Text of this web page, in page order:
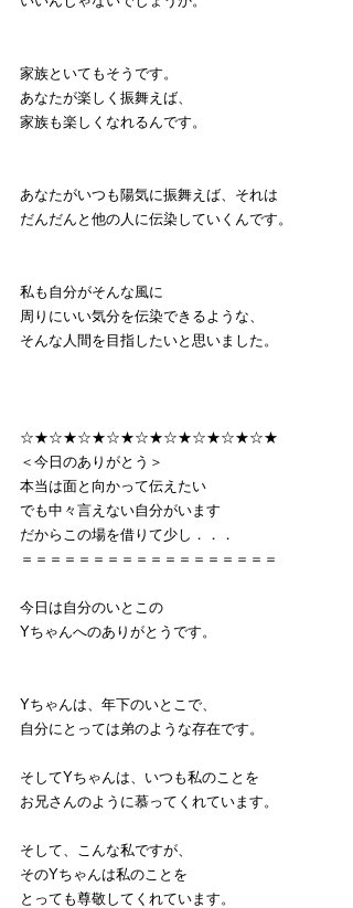
家族といてもそうです。
あなたが楽しく振舞えば、
家族も楽しくなれるんです。
あなたがいつも陽気に振舞えば、それは
だんだんと他の人に伝染していくんです。
私も自分がそんな風に
周りにいい気分を伝染できるような、
そんな人間を目指したいと思いました。
☆★☆★☆★☆★☆★☆★☆★☆★☆★
＜今日のありがとう＞
本当は面と向かって伝えたい
でも中々言えない自分がいます
だからこの場を借りて少し．．．
＝＝＝＝＝＝＝＝＝＝＝＝＝＝＝＝＝＝
今日は自分のいとこの
Yちゃんへのありがとうです。
Yちゃんは、年下のいとこで、
自分にとっては弟のような存在です。
そしてYちゃんは、いつも私のことを
お兄さんのように慕ってくれています。
そして、こんな私ですが、
そのYちゃんは私のことを
とっても尊敬してくれています。